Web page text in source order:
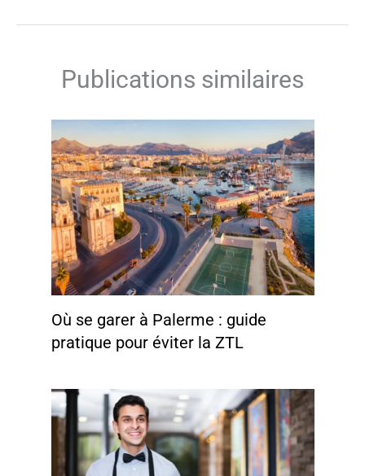
Publications similaires
Où se garer à Palerme : guide
pratique pour éviter la ZTL